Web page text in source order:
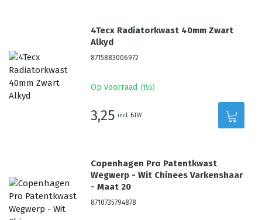
4Tecx Radiatorkwast 40mm Zwart
Alkyd
8715883006972
Op voorraad (155)
3,25 incl. BTW
Copenhagen Pro Patentkwast
Wegwerp - Wit Chinees Varkenshaar
- Maat 20
8710735794878